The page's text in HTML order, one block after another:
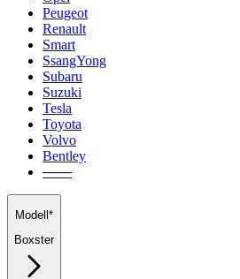
Peugeot
Renault
Smart
SsangYong
Subaru
Suzuki
Tesla
Toyota
Volvo
Bentley
───
Modell*
Boxster